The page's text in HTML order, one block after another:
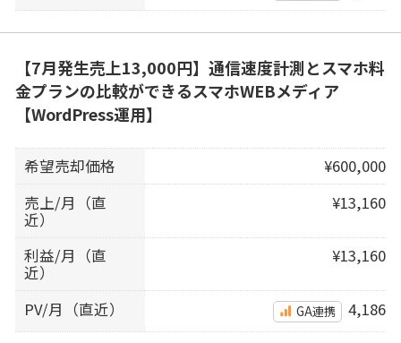
【7月発生売上13,000円】通信速度計測とスマホ料
金プランの比較ができるスマホWEBメディア
【WordPress運用】
希望売却価格
¥600,000
売上/月（直
近）
¥13,160
利益/月（直
近）
¥13,160
PV/月（直近） GA連携 4,186